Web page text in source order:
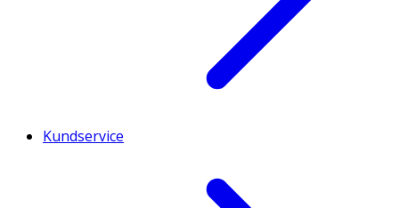
Kundservice